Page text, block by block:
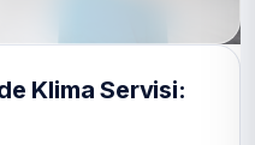
Klima Servisi: